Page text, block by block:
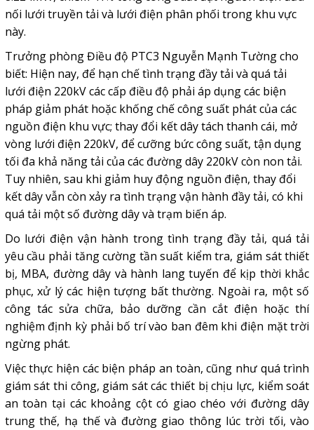
nối lưới truyền tải và lưới điện phân phối trong khu vực
này.
Trưởng phòng Điều độ PTC3 Nguyễn Mạnh Tường cho
biết: Hiện nay, để hạn chế tình trạng đầy tải và quá tải
lưới điện 220kV các cấp điều độ phải áp dụng các biện
pháp giảm phát hoặc khống chế công suất phát của các
nguồn điện khu vực; thay đổi kết dây tách thanh cái, mở
vòng lưới điện 220kV, để cưỡng bức công suất, tận dụng
tối đa khả năng tải của các đường dây 220kV còn non tải.
Tuy nhiên, sau khi giảm huy động nguồn điện, thay đổi
kết dây vẫn còn xảy ra tình trạng vận hành đầy tải, có khi
quá tải một số đường dây và trạm biến áp.
Do lưới điện vận hành trong tình trạng đầy tải, quá tải
yêu cầu phải tăng cường tần suất kiểm tra, giám sát thiết
bị, MBA, đường dây và hành lang tuyến để kịp thời khắc
phục, xử lý các hiện tượng bất thường. Ngoài ra, một số
công tác sửa chữa, bảo dưỡng cần cắt điện hoặc thí
nghiệm định kỳ phải bố trí vào ban đêm khi điện mặt trời
ngừng phát.
Việc thực hiện các biện pháp an toàn, cũng như quá trình
giám sát thi công, giám sát các thiết bị chịu lực, kiểm soát
an toàn tại các khoảng cột có giao chéo với đường dây
trung thế, hạ thế và đường giao thông lúc trời tối, vào